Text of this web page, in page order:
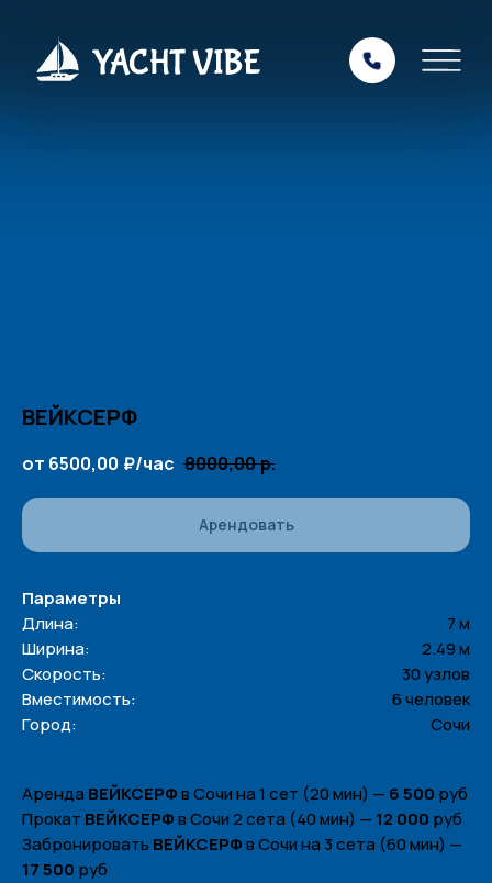
ВЕЙКСЕРФ
от 6500,00 ₽/час 8000,00р.
Арендовать
Параметры
Длина:
7 м
Ширина:
2.49 м
Скорость:
30 узлов
Вместимость:
6 человек
Город:
Сочи
Аренда ВЕЙКСЕРФв Сочи на 1 сет (20 мин) — 6 500 руб
Прокат ВЕЙКСЕРФв Сочи 2 сета (40 мин) — 12 000 руб
Забронировать ВЕЙКСЕРФв Сочи на 3 сета (60 мин) —
17 500 руб